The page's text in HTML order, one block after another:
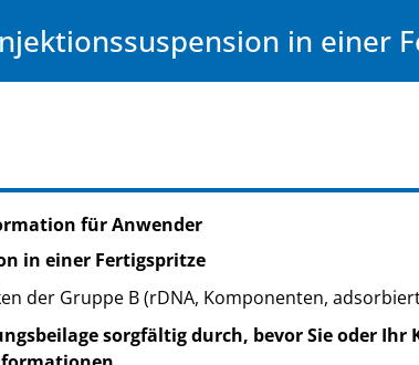
in einer
für Anwender
in einer Fertigspritze
der Gruppe B (rDNA, Komponenten,
sorgfältig durch, bevor Sie oder